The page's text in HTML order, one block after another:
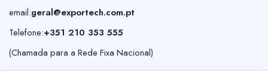
email:geral@exportech.com.pt
Telefone:+351 210 353 555
(Chamada para a Rede Fixa Nacional)